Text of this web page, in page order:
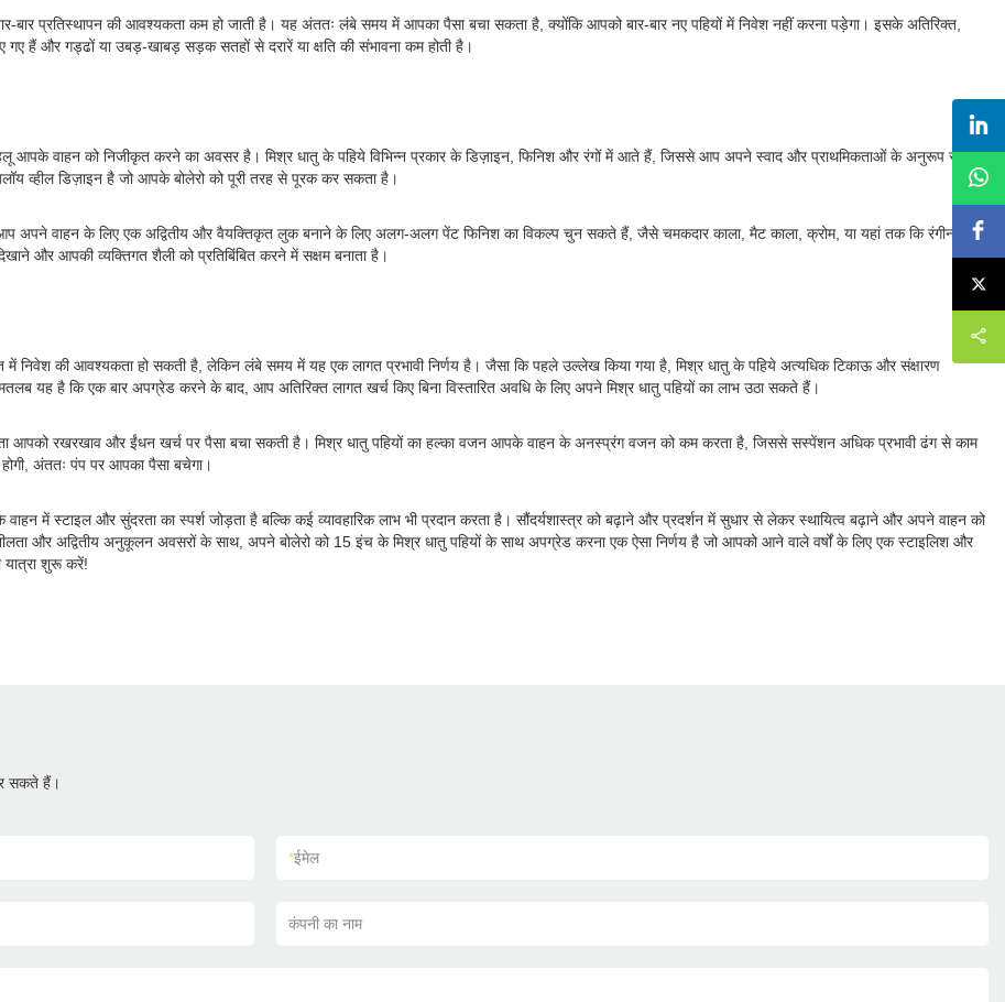
बार प्रतिस्थापन की आवश्यकता कम हो जाती है। यह अंततः लंबे समय में आपका पैसा बचा सकता है, क्योंकि आपको बार-बार नए पहियों में निवेश नहीं करना पड़ेगा। इसके अतिरिक्त,
गए हैं और गड्ढों या उबड़-खाबड़ सड़क सतहों से दरारें या क्षति की संभावना कम होती है।
वाहन को निजीकृत करने का अवसर है। मिश्र धातु के पहिये विभिन्न प्रकार के डिज़ाइन, फिनिश और रंगों में आते हैं, जिससे आप अपने स्वाद और प्राथमिकताओं के अनुरूप सही
व्हील डिज़ाइन है जो आपके बोलेरो को पूरी तरह से पूरक कर सकता है।
वाहन के लिए एक अद्वितीय और वैयक्तिकृत लुक बनाने के लिए अलग-अलग पेंट फिनिश का विकल्प चुन सकते हैं, जैसे चमकदार काला, मैट काला, क्रोम, या यहां तक ​​कि रंगीन
और आपकी व्यक्तिगत शैली को प्रतिबिंबित करने में सक्षम बनाता है।
की आवश्यकता हो सकती है, लेकिन लंबे समय में यह एक लागत प्रभावी निर्णय है। जैसा कि पहले उल्लेख किया गया है, मिश्र धातु के पहिये अत्यधिक टिकाऊ और संक्षारण
यह है कि एक बार अपग्रेड करने के बाद, आप अतिरिक्त लागत खर्च किए बिना विस्तारित अवधि के लिए अपने मिश्र धातु पहियों का लाभ उठा सकते हैं।
आपको रखरखाव और ईंधन खर्च पर पैसा बचा सकती है। मिश्र धातु पहियों का हल्का वजन आपके वाहन के अनस्प्रंग वजन को कम करता है, जिससे सस्पेंशन अधिक प्रभावी ढंग से काम
अंततः पंप पर आपका पैसा बचेगा।
में स्टाइल और सुंदरता का स्पर्श जोड़ता है बल्कि कई व्यावहारिक लाभ भी प्रदान करता है। सौंदर्यशास्त्र को बढ़ाने और प्रदर्शन में सुधार से लेकर स्थायित्व बढ़ाने और अपने वाहन को
और अद्वितीय अनुकूलन अवसरों के साथ, अपने बोलेरो को 15 इंच के मिश्र धातु पहियों के साथ अपग्रेड करना एक ऐसा निर्णय है जो आपको आने वाले वर्षों के लिए एक स्टाइलिश और
यात्रा शुरू करें!
सकते हैं।
*ईमेल
कंपनी का नाम